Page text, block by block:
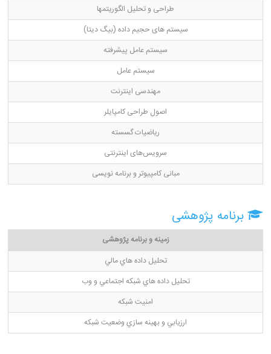
طراحی و تحلیل الگوریتمها
سیستم های حجیم داده (بیگ دیتا)
سیستم عامل پیشرفته
سیستم عامل
مهندسی اینترنت
اصول طراحی کامپایلر
ریاضیات گسسته
سرویس‌های اینترنتی
مبانی کامپیوتر و برنامه نویسی
برنامه پژوهشی
زمینه و برنامه پژوهشی
تحليل داده هاي مالي
تحليل داده هاي شبكه اجتماعي و وب
امنيت شبكه
ارزيابي و بهينه سازي وضعيت شبكه